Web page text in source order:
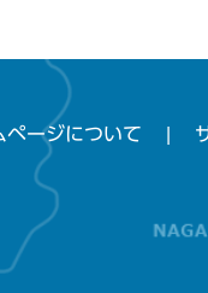
ページについて